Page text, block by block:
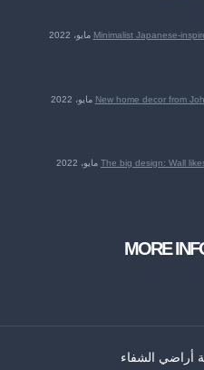
Minimalist Japanese-
New home decor from
The big design: Wall
MORE